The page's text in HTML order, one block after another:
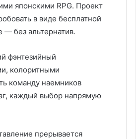
японскими RPG. Проект
в виде бесплатной
— без альтернатив.
фэнтезийный
колоритными
команду наемников
каждый выбор напрямую
прерывается